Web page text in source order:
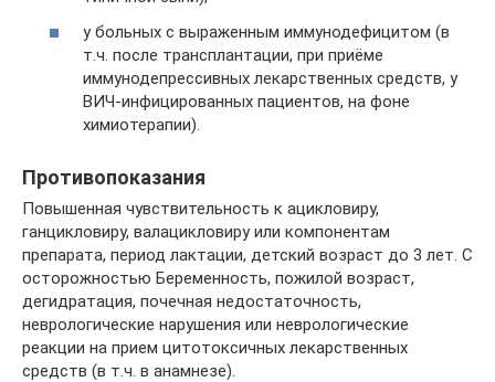
у больных с выраженным иммунодефицитом (в
т.ч. после трансплантации, при приёме
иммунодепрессивных лекарственных средств, у
ВИЧ-инфицированных пациентов, на фоне
химиотерапии).
Противопоказания
Повышенная чувствительность к ацикловиру,
ганцикловиру, валацикловиру или компонентам
препарата, период лактации, детский возраст до 3 лет. С
осторожностью Беременность, пожилой возраст,
дегидратация, почечная недостаточность,
неврологические нарушения или неврологические
реакции на прием цитотоксичных лекарственных
средств (в т.ч. в анамнезе).